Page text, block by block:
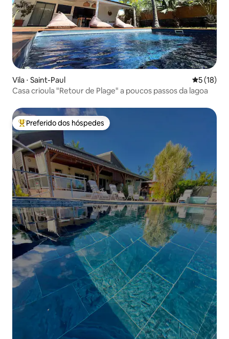
Vila ⋅ Saint-Paul 5 de uma
5 (18)
Casa crioula "Retour de Plage" a poucos passos da lagoa
Entre os melhores preferidos dos hóspedes
Preferido dos hóspedes